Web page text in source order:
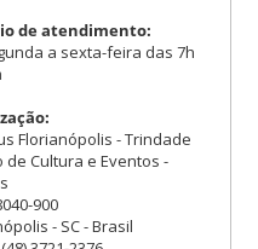
de atendimento:
a sexta-feira das 7h
Florianópolis - Trindade
de Cultura e Eventos -
900
- SC - Brasil